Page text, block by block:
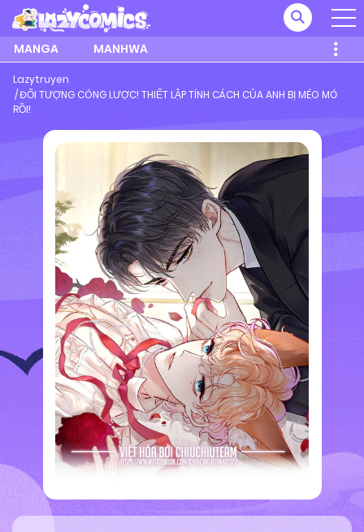
MANGA MANHWA
Lazytruyen
ĐỐI TƯỢNG CÔNG LƯỢC! THIẾT LẬP TÍNH CÁCH CỦA ANH BỊ MÉO MÓ
RỒI!